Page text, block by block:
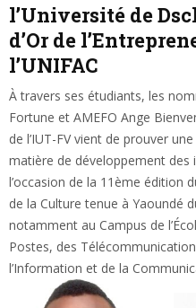
l’Université de
d’Or de
l’UNIFAC
À travers ses étudiants, les
Fortune et AMEFO Ange
de l’IUT-FV vient de prouver
matière de développement des
l’occasion de la 11ème édition
de la Culture tenue à Yaoundé
notamment au Campus de
Postes, des
l’Information et de la